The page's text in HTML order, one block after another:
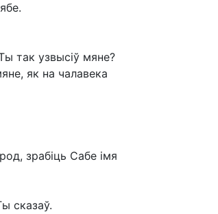
так узвысіў мяне?
як на чалавека
зрабіць Сабе імя
сказаў.